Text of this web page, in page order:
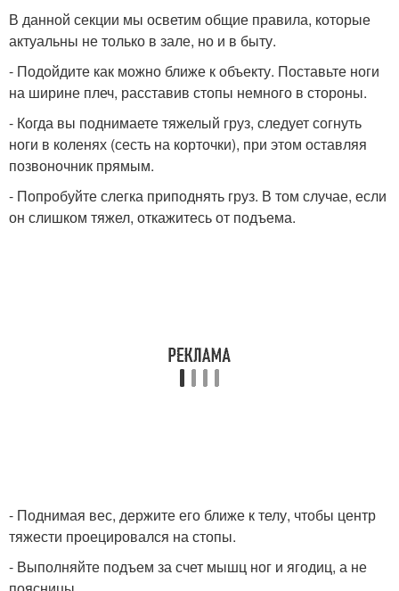
В данной секции мы осветим общие правила, которые
актуальны не только в зале, но и в быту.
- Подойдите как можно ближе к объекту. Поставьте ноги
на ширине плеч, расставив стопы немного в стороны.
- Когда вы поднимаете тяжелый груз, следует согнуть
ноги в коленях (сесть на корточки), при этом оставляя
позвоночник прямым.
- Попробуйте слегка приподнять груз. В том случае, если
он слишком тяжел, откажитесь от подъема.
- Поднимая вес, держите его ближе к телу, чтобы центр
тяжести проецировался на стопы.
- Выполняйте подъем за счет мышц ног и ягодиц, а не